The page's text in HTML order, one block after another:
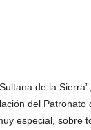
de la
del Patronato
especial, sobre